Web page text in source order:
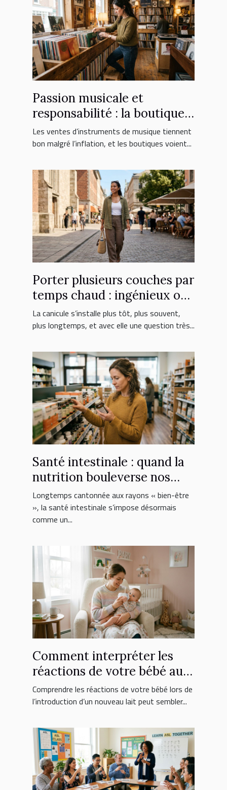
Passion musicale et
responsabilité : la boutique
face aux nouveaux
consommateurs
Les ventes d’instruments de musique tiennent
bon malgré l’inflation, et les boutiques voient...
Porter plusieurs couches par
temps chaud : ingénieux ou
erreur fatale ?
La canicule s’installe plus tôt, plus souvent,
plus longtemps, et avec elle une question très...
Santé intestinale : quand la
nutrition bouleverse nos
choix de suppléments
Longtemps cantonnée aux rayons « bien-être
», la santé intestinale s’impose désormais
comme un...
Comment interpréter les
réactions de votre bébé au
nouveau lait ?
Comprendre les réactions de votre bébé lors de
l’introduction d’un nouveau lait peut sembler...